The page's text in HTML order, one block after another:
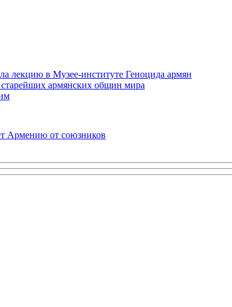
лекцию в Музее-институте Геноцида армян
армянских общин мира
Армению от союзников